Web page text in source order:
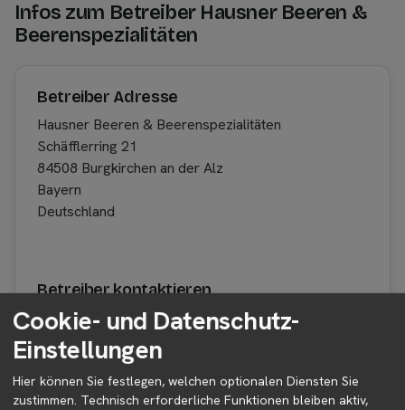
Infos zum Betreiber Hausner Beeren &
Beerenspezialitäten
Betreiber Adresse
Hausner Beeren & Beerenspezialitäten
Schäfflerring 21
84508 Burgkirchen an der Alz
Bayern
Deutschland
Betreiber kontaktieren
Auf der Profilseite des Betreibers findest du weitere
Informationen zum Betreiber und
Kontaktmöglichkeiten.
Cookie- und Datenschutz-
Einstellungen
Hier können Sie festlegen, welchen optionalen Diensten Sie
zustimmen. Technisch erforderliche Funktionen bleiben aktiv,